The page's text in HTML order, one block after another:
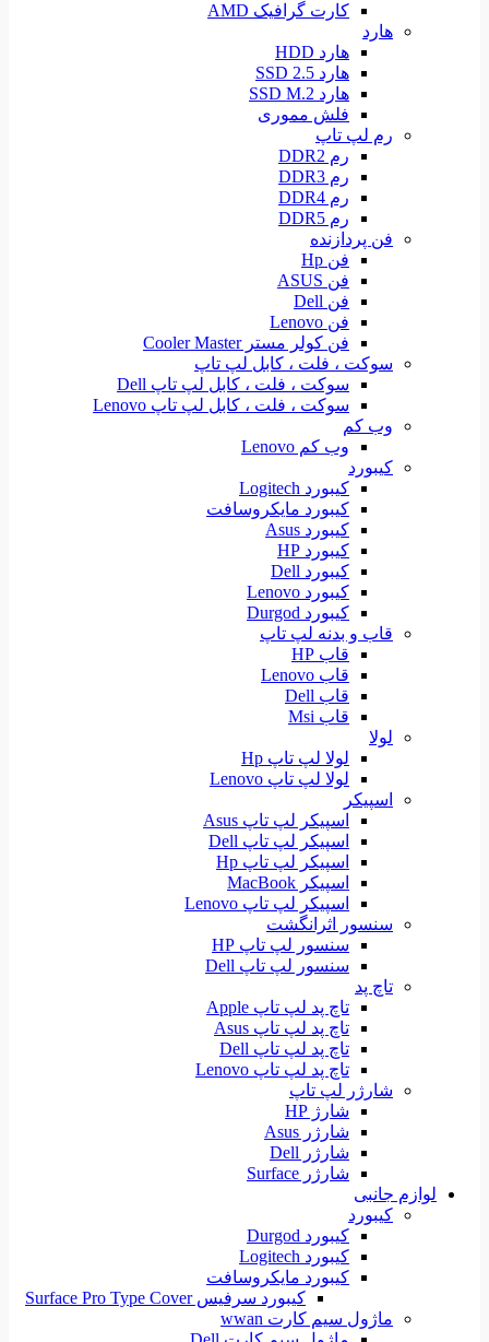
کارت گرافیک AMD
هارد
هارد HDD
هارد SSD 2.5
هارد SSD M.2
فلش مموری
رم لپ تاپ
رم DDR2
رم DDR3
رم DDR4
رم DDR5
فن پردازنده
فن Hp
فن ASUS
فن Dell
فن Lenovo
فن کولر مستر Cooler Master
سوکت ، فلت ، کابل لپ تاپ
سوکت ، فلت ، کابل لپ تاپ Dell
سوکت ، فلت ، کابل لپ تاپ Lenovo
وب کم
وب کم Lenovo
کیبورد
کیبورد Logitech
کیبورد مایکروسافت
کیبورد Asus
کیبورد HP
کیبورد Dell
کیبورد Lenovo
کیبورد Durgod
قاب و بدنه لپ تاپ
قاب HP
قاب Lenovo
قاب Dell
قاب Msi
لولا
لولا لپ تاپ Hp
لولا لپ تاپ Lenovo
اسپیکر
اسپیکر لپ تاپ Asus
اسپیکر لپ تاپ Dell
اسپیکر لپ تاپ Hp
اسپیکر MacBook
اسپیکر لپ تاپ Lenovo
سنسور اثرانگشت
سنسور لپ تاپ HP
سنسور لپ تاپ Dell
تاچ پد
تاچ پد لپ تاپ Apple
تاچ پد لپ تاپ Asus
تاچ پد لپ تاپ Dell
تاچ پد لپ تاپ Lenovo
شارژر لپ تاپ
شارژ HP
شارژر Asus
شارژر Dell
شارژر Surface
لوازم جانبی
کیبورد
کیبورد Durgod
کیبورد Logitech
کیبورد مایکروسافت
کیبورد سرفیس Surface Pro Type Cover
ماژول سیم کارت wwan